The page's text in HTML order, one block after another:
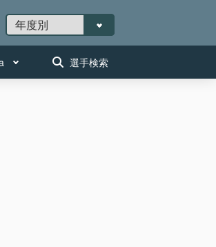
選手検索